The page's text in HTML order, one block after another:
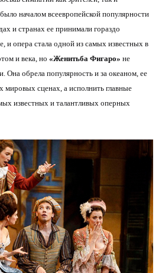
началом всеевропейской популярности
и странах ее принимали гораздо
и опера стала одной из самых известных в
и века, но «Женитьба Фигаро» не
Она обрела популярность и за океаном, ее
мировых сценах, а исполнить главные
известных и талантливых оперных